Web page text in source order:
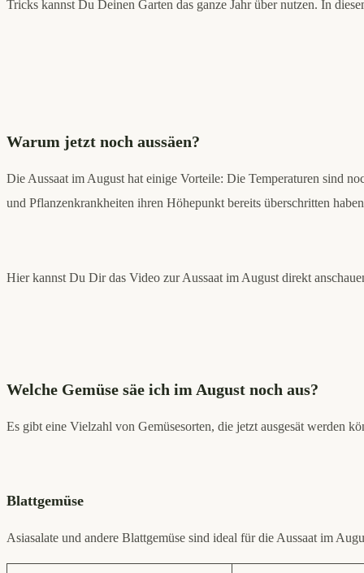
Tricks kannst Du Deinen Garten das ganze Jahr über nutzen. In
Warum jetzt noch aussäen?
Die Aussaat im August hat einige Vorteile: Die Temperaturen sind
und Pflanzenkrankheiten ihren Höhepunkt bereits überschritten
Hier kannst Du Dir das Video zur Aussaat im August direkt
Welche Gemüse säe ich im August noch aus?
Es gibt eine Vielzahl von Gemüsesorten, die jetzt ausgesät werden
Blattgemüse
Asiasalate und andere Blattgemüse sind ideal für die Aussaat im